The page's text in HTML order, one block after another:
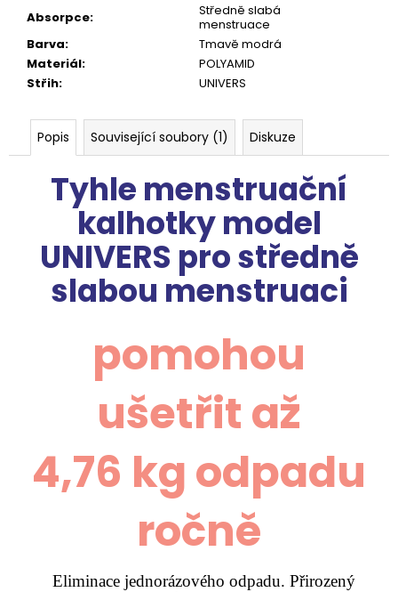
Absorpce:
Středně slabá
menstruace
Barva:
Tmavě modrá
Materiál:
POLYAMID
Střih: UNIVERS
Popis Související soubory (1) Diskuze
Tyhle menstruační
kalhotky model
UNIVERS pro středně
slabou menstruaci
pomohou
ušetřit až
4,76 kg odpadu
ročně
Eliminace jednorázového odpadu. Přirozený